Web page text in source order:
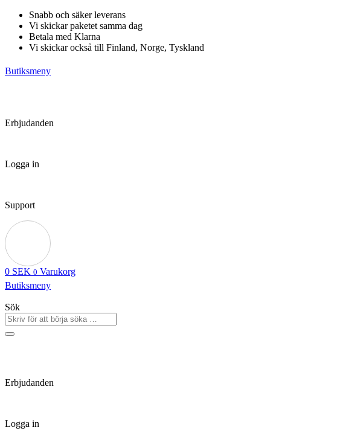
Hoppa
innehåll
Snabb och säker leverans
Vi skickar paketet samma dag
Betala med Klarna
Vi skickar också till Finland, Norge, Tyskland
Butiksmeny
Erbjudanden
Logga in
Support
0 SEK 0 Varukorg
Butiksmeny
Sök
Erbjudanden
Logga in